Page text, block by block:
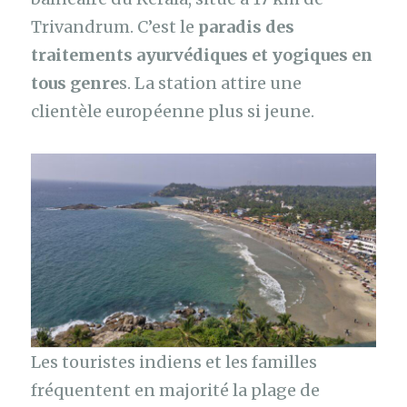
Trivandrum. C’est le paradis des
traitements ayurvédiques et yogiques en
tous genres. La station attire une
clientèle européenne plus si jeune.
Les touristes indiens et les familles
fréquentent en majorité la plage de